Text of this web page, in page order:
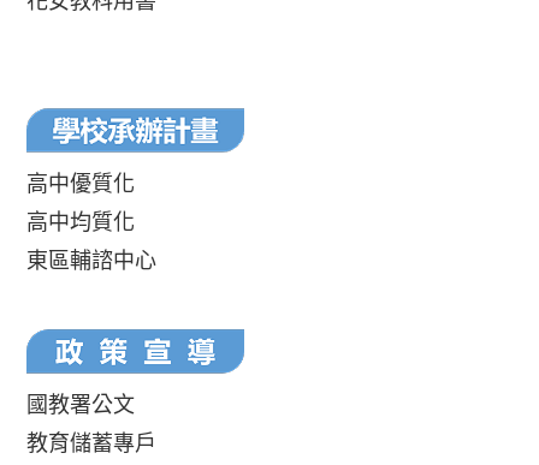
高中優質化
高中均質化
東區輔諮中心
國教署公文
教育儲蓄專戶